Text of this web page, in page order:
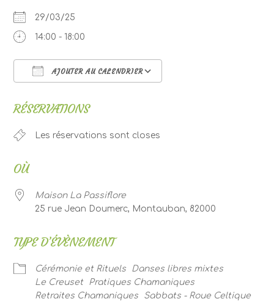
29/03/25
14:00 - 18:00
AJOUTER AU CALENDRIER
RÉSERVATIONS
Les réservations sont closes
OÙ
Maison La Passiflore
25 rue Jean Doumerc, Montauban, 82000
TYPE D’ÉVÈNEMENT
Cérémonie et Rituels
Danses libres mixtes
Le Creuset
Pratiques Chamaniques
Retraites Chamaniques
Sabbats - Roue Celtique